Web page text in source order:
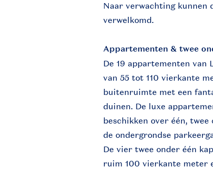
Naar verwachting kunnen
verwelkomd.
Appartementen & twee
De 19 appartementen van
van 55 tot 110 vierkante
buitenruimte met een
duinen. De luxe
beschikken over één,
de ondergrondse
De vier twee onder één
ruim 100 vierkante meter